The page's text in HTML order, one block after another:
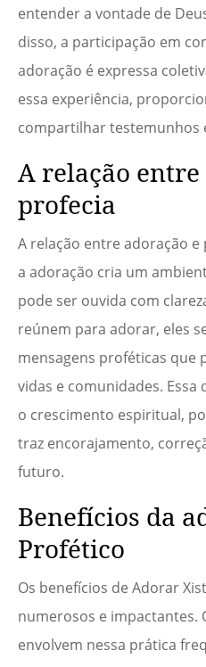
entender a vontade de
disso, a participação em
adoração é expressa
essa experiência,
compartilhar testemunhos
A relação entre
profecia
A relação entre adoração
a adoração cria um
pode ser ouvida com
reúnem para adorar, eles
mensagens proféticas que
vidas e comunidades. Essa
o crescimento espiritual,
traz encorajamento,
futuro.
Benefícios da
Profético
Os benefícios de Adorar
numerosos e impactantes.
envolvem nessa prática